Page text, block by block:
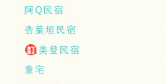
阿Q民宿
杏葉垣民宿
美登民宿
童宅